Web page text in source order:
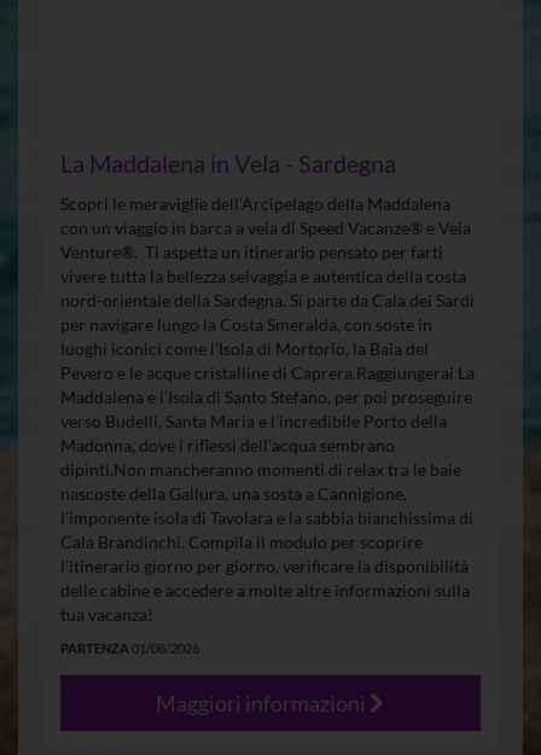
La Maddalena in Vela - Sardegna
Scopri le meraviglie dell’Arcipelago della Maddalena
con un viaggio in barca a vela di Speed Vacanze® e Vela
Venture®. Ti aspetta un itinerario pensato per farti
vivere tutta la bellezza selvaggia e autentica della costa
nord-orientale della Sardegna. Si parte da Cala dei Sardi
per navigare lungo la Costa Smeralda, con soste in
luoghi iconici come l’Isola di Mortorio, la Baia del
Pevero e le acque cristalline di Caprera.Raggiungerai La
Maddalena e l’Isola di Santo Stefano, per poi proseguire
verso Budelli, Santa Maria e l’incredibile Porto della
Madonna, dove i riflessi dell’acqua sembrano
dipinti.Non mancheranno momenti di relax tra le baie
nascoste della Gallura, una sosta a Cannigione,
l’imponente isola di Tavolara e la sabbia bianchissima di
Cala Brandinchi. Compila il modulo per scoprire
l’itinerario giorno per giorno, verificare la disponibilità
delle cabine e accedere a molte altre informazioni sulla
tua vacanza!
PARTENZA 01/08/2026
Maggiori informazioni